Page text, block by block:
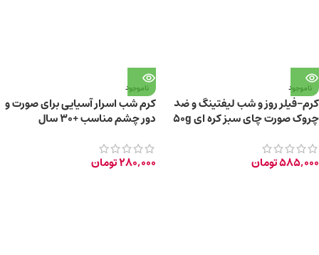
ناموجود
کرم-فیلر روز و شب لیفتینگ و ضد
چروک صورت چای سبز کره ای 50g
585,000تومان
ناموجود
کرم شب اسرار آسیایی برای صورت و
دور چشم مناسب +30 سال
280,000تومان